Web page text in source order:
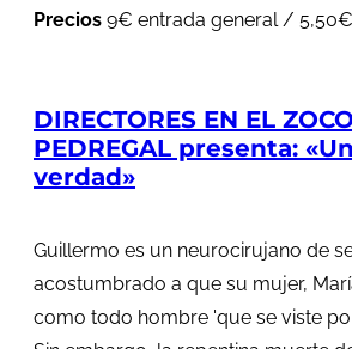
Precios 9€ entrada general /
DIRECTORES EN EL
PEDREGAL presenta:
verdad»
Guillermo es un neurocirujano de
acostumbrado a que su mujer,
como todo hombre 'que se viste